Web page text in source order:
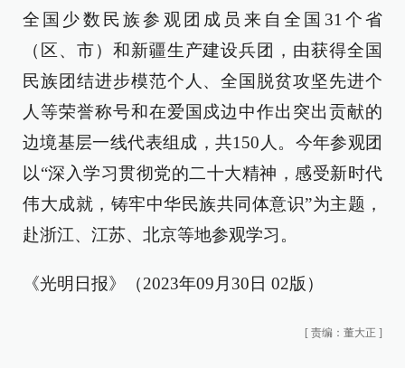
全国少数民族参观团成员来自全国31个省
（区、市）和新疆生产建设兵团，由获得全国
民族团结进步模范个人、全国脱贫攻坚先进个
人等荣誉称号和在爱国戍边中作出突出贡献的
边境基层一线代表组成，共150人。今年参观团
以“深入学习贯彻党的二十大精神，感受新时代
伟大成就，铸牢中华民族共同体意识”为主题，
赴浙江、江苏、北京等地参观学习。
《光明日报》（2023年09月30日 02版）
[ 责编：董大正 ]